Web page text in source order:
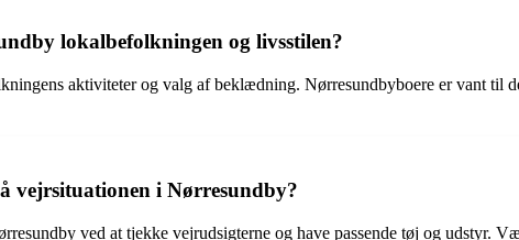
lokalbefolkningen og livsstilen?
aktiviteter og valg af beklædning. Nørresundbyboere er vant til
vejrsituationen i Nørresundby?
ved at tjekke vejrudsigterne og have passende tøj og udstyr.